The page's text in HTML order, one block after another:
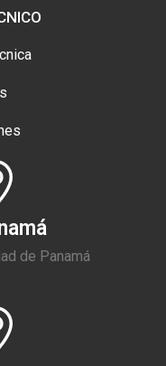
de Panamá